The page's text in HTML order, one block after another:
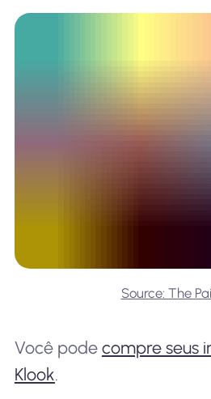
Source: The
Você pode compre seus
Klook.